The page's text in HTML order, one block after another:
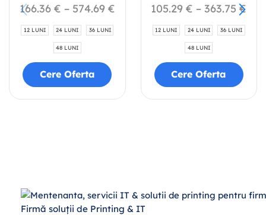
166.36 € – 574.69 €
12 LUNI 24 LUNI 36 LUNI
48 LUNI
Cere Oferta
105.29€ – 363.75€
12 LUNI 24 LUNI 36 LUNI
48 LUNI
Cere Oferta
Firmă soluții de Printing & IT